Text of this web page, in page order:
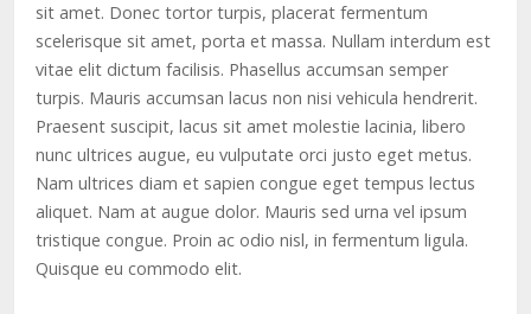
sit amet. Donec tortor turpis, placerat fermentum
scelerisque sit amet, porta et massa. Nullam interdum est
vitae elit dictum facilisis. Phasellus accumsan semper
turpis. Mauris accumsan lacus non nisi vehicula hendrerit.
Praesent suscipit, lacus sit amet molestie lacinia, libero
nunc ultrices augue, eu vulputate orci justo eget metus.
Nam ultrices diam et sapien congue eget tempus lectus
aliquet. Nam at augue dolor. Mauris sed urna vel ipsum
tristique congue. Proin ac odio nisl, in fermentum ligula.
Quisque eu commodo elit.